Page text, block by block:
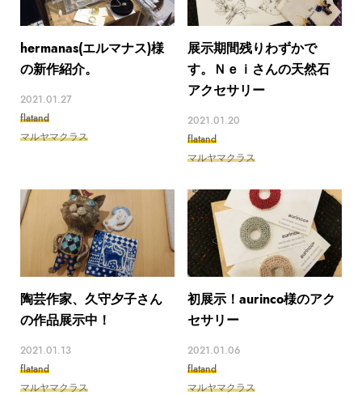
hermanas(エルマナス)様
の新作紹介。
2021.01.27
flatand
マルヤマクラス
展示期間残りわずかで
す。Ｎｅｉさんの天然石
アクセサリー
2021.01.20
flatand
マルヤマクラス
陶芸作家、久守夕子さん
の作品展示中！
2021.01.13
flatand
マルヤマクラス
初展示！aurinco様のアク
セサリー
2021.01.06
flatand
マルヤマクラス